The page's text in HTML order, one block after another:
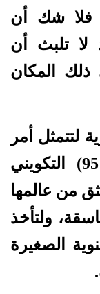
فلا شك أن
لا تلبث أن
ذلك المكان
لتتمثل أمر
(الأنعام:95) التكويني
من عالمها
ولتأخذ
الصغيرة